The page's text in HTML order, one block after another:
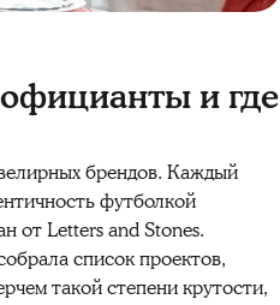
и где
брендов. Каждый
футболкой
от Letters and Stones.
список проектов,
такой степени крутости,